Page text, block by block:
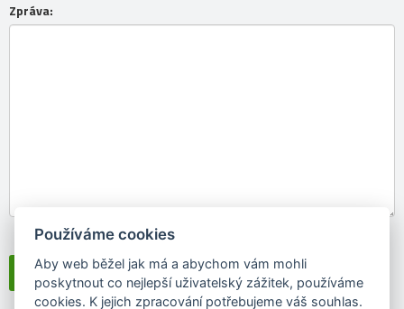
Zpráva:
Souhlasím sezpracováním osobních údajů
Používáme cookies
Aby web běžel jak má a abychom vám mohli
poskytnout co nejlepší uživatelský zážitek, používáme
cookies. K jejich zpracování potřebujeme váš souhlas.